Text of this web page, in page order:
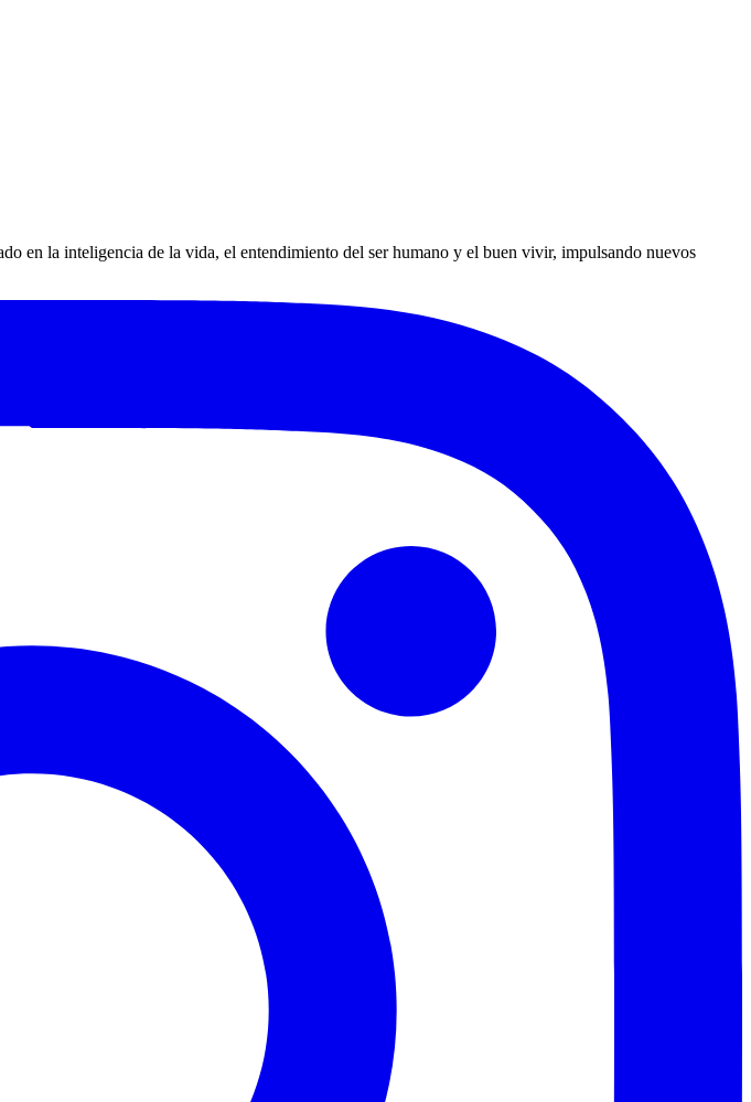
en la inteligencia de la vida, el entendimiento del ser humano y el buen vivir, impulsando nuevos